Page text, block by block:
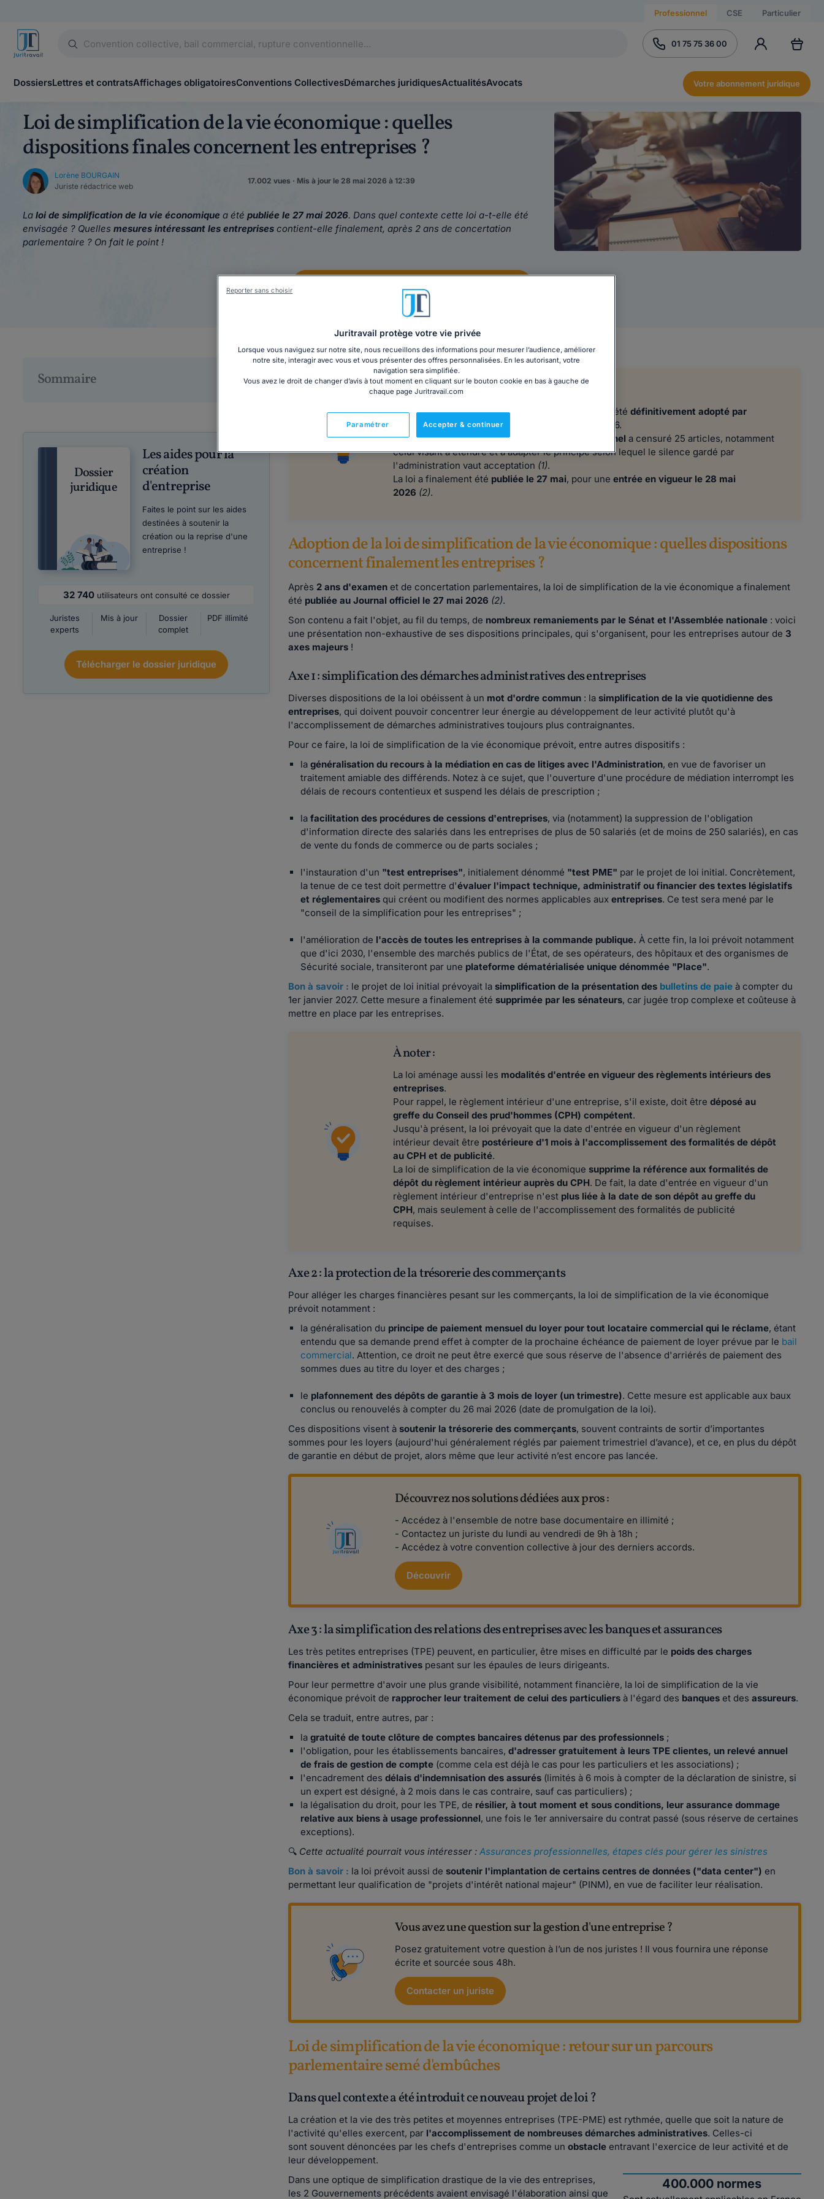
Professionnel CSE Particulier
01 75 75 36 00
DossiersLettres et contratsAffichages obligatoiresConventions CollectivesDémarches juridiquesActualitésAvocats Votre abonnement juridique
Loi de simplification de la vie économique : quelles
dispositions finales concernent les entreprises ?
Lorène BOURGAIN
Juriste rédactrice web
17.002 vues · Mis à jour le 28 mai 2026 à 12:39
La loi de simplification de la vie économique a été publiée le 27 mai 2026. Dans quel contexte cette loi a-t-elle été
envisagée ? Quelles mesures intéressant les entreprises contient-elle finalement, après 2 ans de concertation
parlementaire ? On fait le point !
Sommaire
Dossier
juridique
Les aides pour la
création
d'entreprise
Faites le point sur les aides
destinées à soutenir la
création ou la reprise d'une
entreprise !
32 740 utilisateurs ont consulté ce dossier
Juristes
experts
Mis à jour
Dossier
complet
PDF illimité
Télécharger le dossier juridique
Actualité :
Le projet de loi de simplification des entreprises a été définitivement adopté par
l'Assemblée nationale et le Sénat
à la mi-avril 2026.
Saisi de l'examen du texte, le
Conseil constitutionnel a censuré 25 articles, notamment
celui visant à étendre et à adapter le principe selon lequel le silence gardé par
l'administration vaut acceptation (1).
La loi a finalement été publiée le 27 mai, pour une entrée en vigueur le 28 mai
2026 (2).
Adoption de la loi de simplification de la vie économique : quelles dispositions
concernent finalement les entreprises ?
Après 2 ans d'examen et de concertation parlementaires, la loi de simplification de la vie économique a finalement
été publiée au Journal officiel le 27 mai 2026 (2).
Son contenu a fait l'objet, au fil du temps, de nombreux remaniements par le Sénat et l'Assemblée nationale : voici
une présentation non-exhaustive de ses dispositions principales, qui s'organisent, pour les entreprises autour de 3
axes majeurs !
Axe 1 : simplification des démarches administratives des entreprises
Diverses dispositions de la loi obéissent à un mot d'ordre commun : la simplification de la vie quotidienne des
entreprises, qui doivent pouvoir concentrer leur énergie au développement de leur activité plutôt qu'à
l'accomplissement de démarches administratives toujours plus contraignantes.
Pour ce faire, la loi de simplification de la vie économique prévoit, entre autres dispositifs :
lagénéralisation du recours à la médiation en cas de litiges avec l'Administration, en vue de favoriser un
traitement amiable des différends. Notez à ce sujet, que l'ouverture d'une procédure de médiation interrompt les
délais de recours contentieux et suspend les délais de prescription ;
lafacilitation des procédures de cessions d'entreprises, via (notamment) la suppression de l'obligation
d'information directe des salariés dans les entreprises de plus de 50 salariés (et de moins de 250 salariés), en cas
de vente du fonds de commerce ou de parts sociales ;
l'instauration d'un "test entreprises", initialement dénommé "test PME" par le projet de loi initial. Concrètement,
la tenue de ce test doit permettre d'évaluer l'impact technique, administratif ou financier des textes législatifs
et réglementaires qui créent ou modifient des normes applicables auxentreprises. Ce test sera mené par le
"conseil de la simplification pour les entreprises" ;
l'amélioration de l'accès de toutes les entreprises à la commande publique.À cette fin, la loi prévoit notamment
que d'ici 2030, l'ensemble des marchés publics de l'État, de ses opérateurs, des hôpitaux et des organismes de
Sécurité sociale, transiteront par une plateforme dématérialisée unique dénommée "Place".
Bon à savoir : le projet de loi initial prévoyait la simplification de la présentation des bulletins de paie à compter du
1er janvier 2027. Cette mesure a finalement été supprimée par les sénateurs, car jugée trop complexe et coûteuse à
mettre en place par les entreprises.
À noter :
La loi aménage aussi les modalités d'entrée en vigueur des règlements intérieurs des
entreprises.
​​​​​​Pour rappel, le règlement intérieur d'une entreprise, s'il existe, doit être déposé au
greffe du Conseil des prud'hommes (CPH) compétent.
Jusqu'à présent, la loi prévoyait que la date d'entrée en vigueur d'un règlement
intérieur devait être postérieure d'1 mois à l'accomplissement des formalités de dépôt
au CPH et de publicité.
La loi de simplification de la vie économique supprime la référence aux formalités de
dépôt du règlement intérieur auprès du CPH. De fait, la date d'entrée en vigueur d'un
règlement intérieur d'entreprise n'est plus liée à la date de son dépôt au greffe du
CPH, mais seulement à celle de l'accomplissement des formalités de publicité
requises.
Axe 2 : la protection de la trésorerie des commerçants
Pour alléger les charges financières pesant sur les commerçants, la loi de simplification de la vie économique
prévoit notamment :
la généralisation du principe de paiement mensuel du loyer pour tout locataire commercial qui le réclame, étant
entendu que sa demande prend effet à compter de la prochaine échéance de paiement de loyer prévue par le bail
commercial. Attention, ce droit ne peut être exercé que sous réserve de l'absence d'arriérés de paiement des
sommes dues au titre du loyer et des charges ;
le plafonnement des dépôts de garantie à 3 mois de loyer (un trimestre). Cette mesure est applicable aux baux
conclus ou renouvelés à compter du 26 mai 2026 (date de promulgation de la loi).
Ces dispositions visent à soutenir la trésorerie des commerçants, souvent contraints de sortir d’importantes
sommes pour les loyers (aujourd'hui généralement réglés par paiement trimestriel d’avance), et ce, en plus du dépôt
de garantie en début de projet, alors même que leur activité n’est encore pas lancée.
Découvrez nos solutions dédiées aux pros :
- Accédez à l'ensemble de notre base documentaire en illimité ;
- Contactez un juriste du lundi au vendredi de 9h à 18h ;
- Accédez à votre convention collective à jour des derniers accords.
Découvrir
Axe 3 : la simplification des relations des entreprises avec les banques et assurances
Les très petites entreprises (TPE) peuvent, en particulier, être mises en difficulté par le poids des charges
financières et administratives pesant sur les épaules de leurs dirigeants.
Pour leur permettre d'avoir une plus grande visibilité, notamment financière, la loi de simplification de la vie
économique prévoit de rapprocher leur traitement de celui des particuliersà l'égard des banques et desassureurs.
Cela se traduit, entre autres, par :
lagratuité de toute clôture de comptes bancaires détenus par des professionnels ;
l'obligation, pour les établissements bancaires,d'adresser gratuitement à leurs TPE clientes, un relevé annuel
de frais de gestion de compte (comme cela est déjà le cas pour les particuliers et les associations) ;
l'encadrement desdélais d'indemnisation des assurés (limités à 6 mois à compter de la déclaration de sinistre, si
un expert est désigné, à 2 mois dans le cas contraire, sauf cas particuliers) ;
la légalisation du droit, pour les TPE, de résilier, à tout moment et sous conditions, leur assurance dommage
relative aux biens à usage professionnel, une fois le 1er anniversaire du contrat passé (sous réserve de certaines
exceptions).
🔍 Cette actualité pourrait vous intéresser :Assurances professionnelles, étapes clés pour gérer les sinistres
Bon à savoir : la loi prévoit aussi de soutenir l'implantation de certains centres de données ("data center") en
permettant leur qualification de "projets d'intérêt national majeur" (PINM), en vue de faciliter leur réalisation.
Vous avez une question sur la gestion d'une entreprise ?
Posez gratuitement votre question à l’un de nos juristes ! Il vous fournira une réponse
écrite et sourcée sous 48h.
Contacter un juriste
Loi de simplification de la vie économique : retour sur un parcours
parlementaire semé d'embûches
Dans quel contexte a été introduit ce nouveau projet de loi ?
La création et la vie des très petites et moyennes entreprises (TPE-PME) est rythmée, quelle que soit la nature de
l'activité qu'elles exercent, par l'accomplissement de nombreuses démarches administratives. Celles-ci
sont souvent dénoncées par les chefs d'entreprises comme unobstacle entravant l'exercice de leur activité et de
leur développement.
400.000 normes
Dans une optique de simplification drastique de la vie des entreprises,
les 2 Gouvernements précédents avaient envisagé l'élaboration ainsi que
Juritravail protège votre vie privée
Lorsque vous naviguez sur notre site, nous recueillons des informations pour mesurer l’audience, améliorer
notre site, interagir avec vous et vous présenter des offres personnalisées. En les autorisant, votre
navigation sera simplifiée.
Vous avez le droit de changer d’avis à tout moment en cliquant sur le bouton cookie en bas à gauche de
chaque page Juritravail.com
Accepter & continuer
Paramétrer
Reporter sans choisir